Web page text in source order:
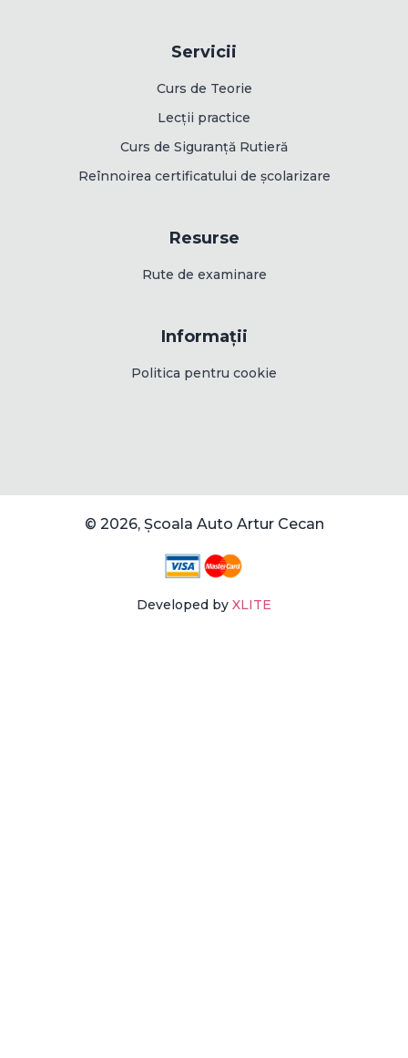
Servicii
Curs de Teorie
Lecții practice
Curs de Siguranță Rutieră
Reînnoirea certificatului de școlarizare
Resurse
Rute de examinare
Informații
Politica pentru cookie
© 2026, Școala Auto Artur Cecan
Developed by XLITE